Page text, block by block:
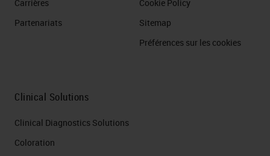
Carrières
Partenariats
Cookie Policy
Sitemap
Préférences sur les cookies
Clinical Solutions
Clinical Diagnostics Solutions
Coloration